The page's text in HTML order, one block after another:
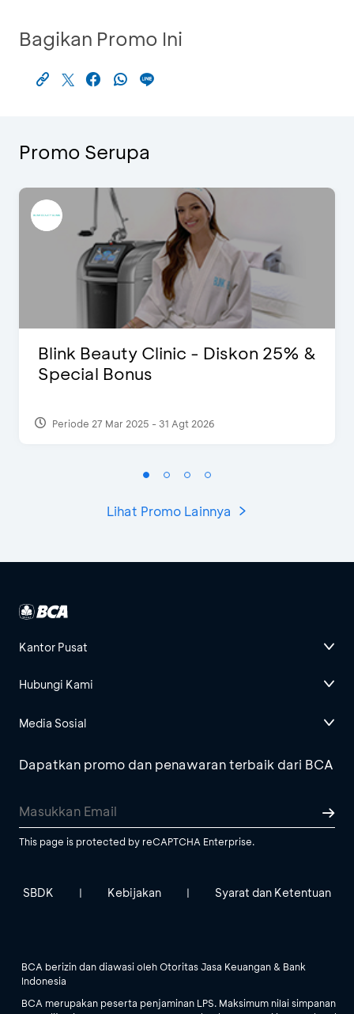
Bagikan Promo Ini
Promo Serupa
Blink Beauty Clinic - Diskon 25% &
Special Bonus
Periode 27 Mar 2025 - 31 Agt 2026
Lihat Promo Lainnya
Kantor Pusat
Hubungi Kami
Media Sosial
Dapatkan promo dan penawaran terbaik dari BCA
This page is protected by reCAPTCHA Enterprise.
SBDK | Kebijakan | Syarat dan Ketentuan
BCA berizin dan diawasi oleh Otoritas Jasa Keuangan & Bank
Indonesia
BCA merupakan peserta penjaminan LPS. Maksimum nilai simpanan